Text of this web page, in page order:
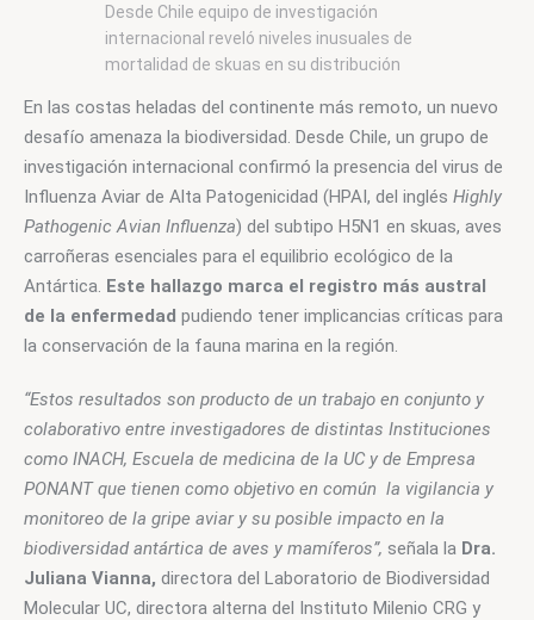
Desde Chile equipo de investigación
internacional reveló niveles inusuales de
mortalidad de skuas en su distribución
Influenza Aviar de Alta Patogenicidad
(H5N1) en la Antártica.
En las costas heladas del continente más remoto, un nuevo
desafío amenaza la biodiversidad. Desde Chile, un grupo de
investigación internacional confirmó la presencia del virus de
Influenza Aviar de Alta Patogenicidad (HPAI, del inglés Highly
Pathogenic Avian Influenza) del subtipo H5N1 en skuas, aves
carroñeras esenciales para el equilibrio ecológico de la
Antártica. Este hallazgo marca el registro más austral
de la enfermedad pudiendo tener implicancias críticas para
la conservación de la fauna marina en la región.
“Estos resultados son producto de un trabajo en conjunto y
colaborativo entre investigadores de distintas Instituciones
como INACH, Escuela de medicina de la UC y de Empresa
PONANT que tienen como objetivo en común  la vigilancia y
monitoreo de la gripe aviar y su posible impacto en la
biodiversidad antártica de aves y mamíferos”, señala la Dra.
Juliana Vianna, directora del Laboratorio de Biodiversidad
Molecular UC, directora alterna del Instituto Milenio CRG y